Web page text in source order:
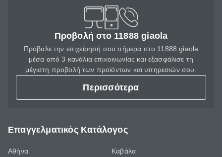
Προβολή στο 11888 giaola
Πρόβαλε την επιχείρησή σου σήμερα στο 11888 giaola
μέσα από 3 κανάλια επικοινωνίας και εξασφάλισε τη
μέγιστη προβολή των προϊόντων και υπηρεσιών σου.
Περισσότερα
Επαγγελματικός Κατάλογος
Αθήνα
Καβάλα